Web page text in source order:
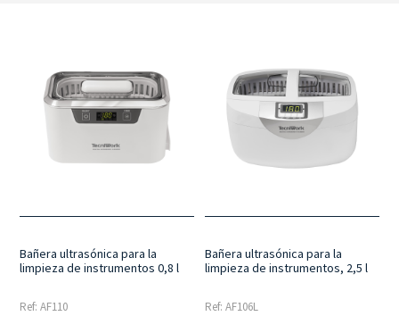
Bañera ultrasónica para la
limpieza de instrumentos 0,8 l
Ref: AF110
Bañera ultrasónica para la
limpieza de instrumentos, 2,5 l
Ref: AF106L